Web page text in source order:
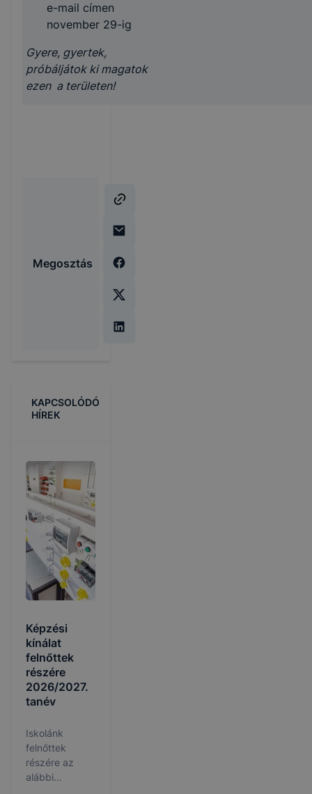
e-mail címen
november 29-ig
Gyere, gyertek,
próbáljátok ki magatok
ezen a területen!
Megosztás
KAPCSOLÓDÓ
HÍREK
Képzési
kínálat
felnőttek
részére
2026/2027.
tanév
Iskolánk
felnőttek
részére az
alábbi